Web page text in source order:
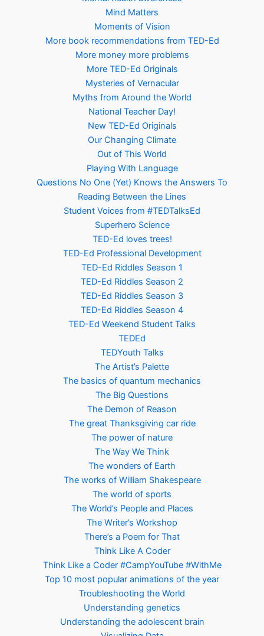
Mind Matters
Moments of Vision
More book recommendations from TED-Ed
More money more problems
More TED-Ed Originals
Mysteries of Vernacular
Myths from Around the World
National Teacher Day!
New TED-Ed Originals
Our Changing Climate
Out of This World
Playing With Language
Questions No One (Yet) Knows the Answers To
Reading Between the Lines
Student Voices from #TEDTalksEd
Superhero Science
TED-Ed loves trees!
TED-Ed Professional Development
TED-Ed Riddles Season 1
TED-Ed Riddles Season 2
TED-Ed Riddles Season 3
TED-Ed Riddles Season 4
TED-Ed Weekend Student Talks
TEDEd
TEDYouth Talks
The Artist’s Palette
The basics of quantum mechanics
The Big Questions
The Demon of Reason
The great Thanksgiving car ride
The power of nature
The Way We Think
The wonders of Earth
The works of William Shakespeare
The world of sports
The World’s People and Places
The Writer’s Workshop
There’s a Poem for That
Think Like A Coder
Think Like a Coder #CampYouTube #WithMe
Top 10 most popular animations of the year
Troubleshooting the World
Understanding genetics
Understanding the adolescent brain